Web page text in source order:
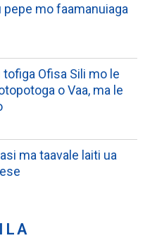
pepe mo faamanuiaga
tofiga Ofisa Sili mo le
o Vaa, ma le
ma taavale laiti ua